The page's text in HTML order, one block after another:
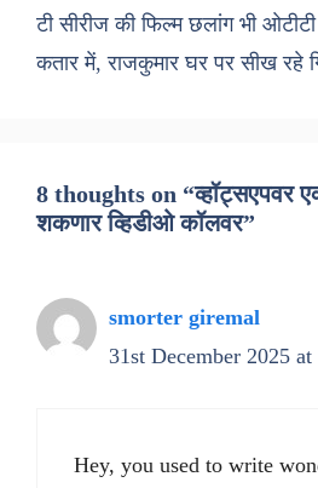
टी सीरीज की फिल्म छलांग भी
कतार में, राजकुमार घर पर सीख रहे
8 thoughts on “व्हॉट्सएपवर
शकणार व्हिडीओ कॉलवर”
smorter giremal
31st December 2025
Hey, you used to write